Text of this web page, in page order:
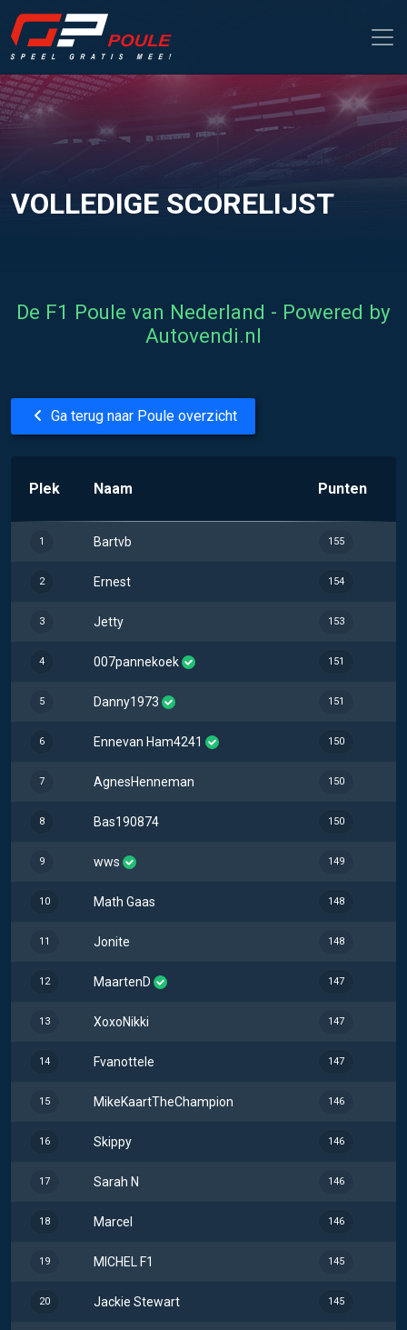
VOLLEDIGE SCORELIJST
De F1 Poule van Nederland - Powered by
Autovendi.nl
Ga terug naar Poule overzicht
Plek Naam Punten
1 Bartvb 155
2 Ernest 154
3 Jetty 153
4 007pannekoek 151
5 Danny1973 151
6 Ennevan Ham4241 150
7 AgnesHenneman 150
8 Bas190874 150
9 wws 149
10 Math Gaas 148
11 Jonite 148
12 MaartenD 147
13 XoxoNikki 147
14 Fvanottele 147
15 MikeKaartTheChampion 146
16 Skippy 146
17 Sarah N 146
18 Marcel 146
19 MICHEL F1 145
20 Jackie Stewart 145